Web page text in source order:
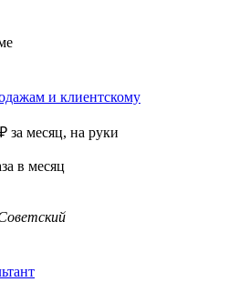
и клиентскому
₽ за месяц, на руки
в месяц